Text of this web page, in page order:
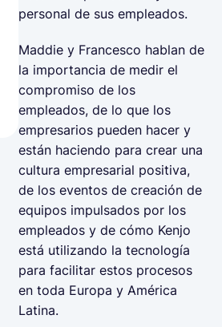
personal de sus empleados.
Maddie y Francesco hablan de
la importancia de medir el
compromiso de los
empleados, de lo que los
empresarios pueden hacer y
están haciendo para crear una
cultura empresarial positiva,
de los eventos de creación de
equipos impulsados por los
empleados y de cómo Kenjo
está utilizando la tecnología
para facilitar estos procesos
en toda Europa y América
Latina.